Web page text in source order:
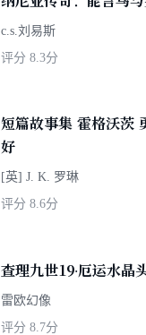
c.s.刘易斯
评分 8.3分
短篇故事集 霍格沃茨
好
[英] J. K. 罗琳
评分 8.6分
查理九世19·厄运水晶
雷欧幻像
评分 8.7分